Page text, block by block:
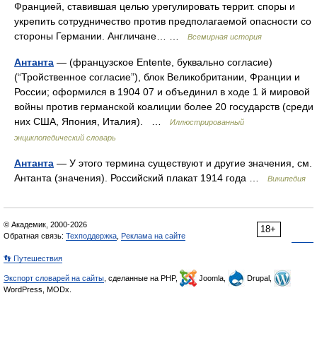
Францией, ставившая целью урегулировать террит. споры и
укрепить сотрудничество против предполагаемой опасности со
стороны Германии. Англичане… …
Всемирная история
Антанта — (французское Entente, буквально согласие)
(“Тройственное согласие”), блок Великобритании, Франции и
России; оформился в 1904 07 и объединил в ходе 1 й мировой
войны против германской коалиции более 20 государств (среди
них США, Япония, Италия). …
Иллюстрированный
энциклопедический словарь
Антанта — У этого термина существуют и другие значения, см.
Антанта (значения). Российский плакат 1914 года …
Википедия
18+
© Академик, 2000-2026
Обратная связь: Техподдержка Реклама на сайте
👣 Путешествия
Экспорт словарей на сайты , сделанные на PHP, Joomla,
Drupal,
WordPress, MODx.